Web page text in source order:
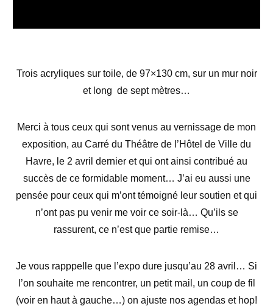
Trois acryliques sur toile, de 97×130 cm, sur un mur noir
et long de sept mètres…
Merci à tous ceux qui sont venus au vernissage de mon
exposition, au Carré du Théâtre de l’Hôtel de Ville du
Havre, le 2 avril dernier et qui ont ainsi contribué au
succès de ce formidable moment… J’ai eu aussi une
pensée pour ceux qui m’ont témoigné leur soutien et qui
n’ont pas pu venir me voir ce soir-là… Qu’ils se
rassurent, ce n’est que partie remise…
Je vous rapppelle que l’expo dure jusqu’au 28 avril… Si
l’on souhaite me rencontrer, un petit mail, un coup de fil
(voir en haut à gauche…) on ajuste nos agendas et hop!